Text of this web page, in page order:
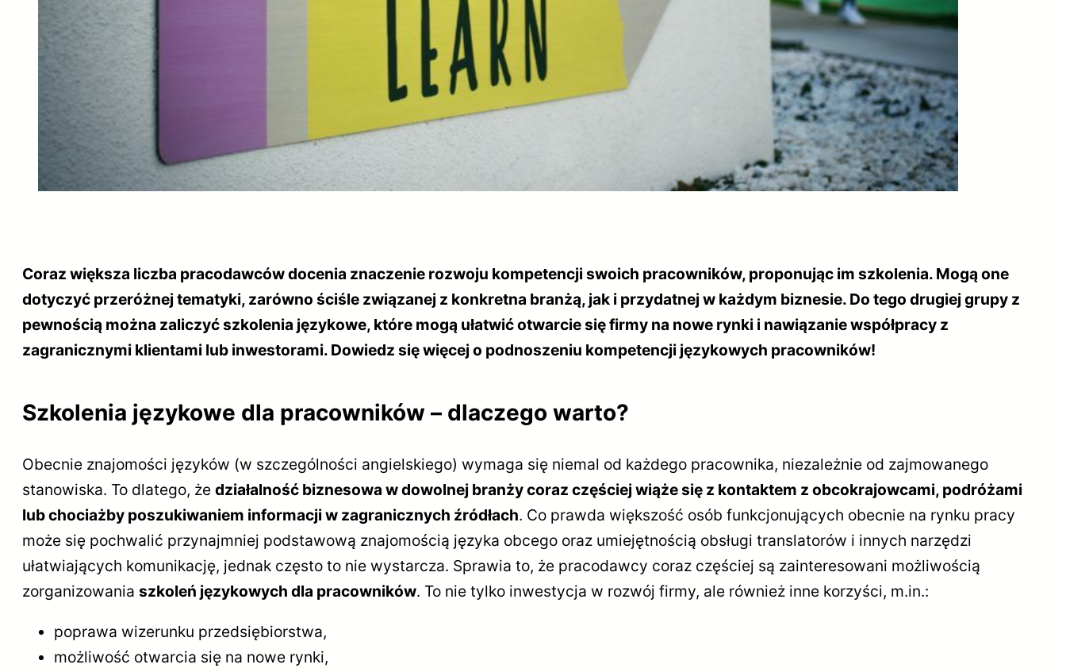
Coraz większa liczba pracodawców docenia znaczenie rozwoju kompetencji swoich pracowników, proponując im szkolenia. Mogą one
dotyczyć przeróżnej tematyki, zarówno ściśle związanej z konkretna branżą, jak i przydatnej w każdym biznesie. Do tego drugiej grupy z
pewnością można zaliczyć szkolenia językowe, które mogą ułatwić otwarcie się firmy na nowe rynki i nawiązanie współpracy z
zagranicznymi klientami lub inwestorami. Dowiedz się więcej o podnoszeniu kompetencji językowych pracowników!
Szkolenia językowe dla pracowników – dlaczego warto?
Obecnie znajomości języków (w szczególności angielskiego) wymaga się niemal od każdego pracownika, niezależnie od zajmowanego
stanowiska. To dlatego, że działalność biznesowa w dowolnej branży coraz częściej wiąże się z kontaktem z obcokrajowcami, podróżami
lub chociażby poszukiwaniem informacji w zagranicznych źródłach. Co prawda większość osób funkcjonujących obecnie na rynku pracy
może się pochwalić przynajmniej podstawową znajomością języka obcego oraz umiejętnością obsługi translatorów i innych narzędzi
ułatwiających komunikację, jednak często to nie wystarcza. Sprawia to, że pracodawcy coraz częściej są zainteresowani możliwością
zorganizowania szkoleń językowych dla pracowników. To nie tylko inwestycja w rozwój firmy, ale również inne korzyści, m.in.:
poprawa wizerunku przedsiębiorstwa,
możliwość otwarcia się na nowe rynki,